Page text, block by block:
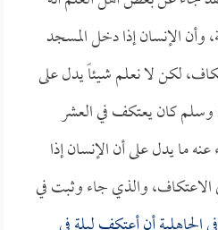
وأن الإنسان إذا دخل المسجد
لكن لا نعلم شيئاً يدل على
وسلم كان يعتكف في العشر
ما يدل على أن الإنسان إذا
والذي جاء وثبت في